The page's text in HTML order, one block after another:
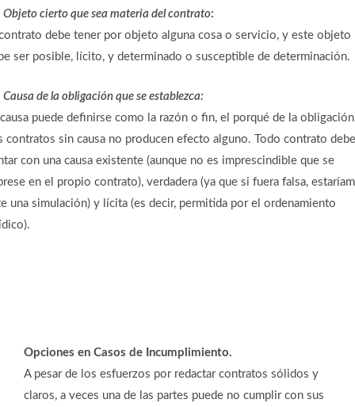
Objeto cierto que sea materia del contrato:
debe tener por objeto alguna cosa o servicio, y este objeto
ser posible, lícito, y determinado o susceptible de determinación.
Causa de la obligación que se establezca:
puede definirse como la razón o fin, el porqué de la
contratos sin causa no producen efecto alguno. Todo contrato debe
con una causa existente (aunque no es imprescindible que se
en el propio contrato), verdadera (ya que si fuera falsa,
una simulación) y lícita (es decir, permitida por el ordenamiento
Opciones en Casos de Incumplimiento.
A pesar de los esfuerzos por redactar contratos sólidos y
claros, a veces una de las partes puede no cumplir con sus